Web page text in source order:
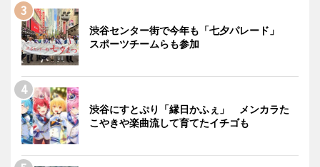
渋谷センター街で今年も「七夕パレード」
スポーツチームらも参加
渋谷にすとぷり「縁日かふぇ」 メンカラた
こやきや楽曲流して育てたイチゴも